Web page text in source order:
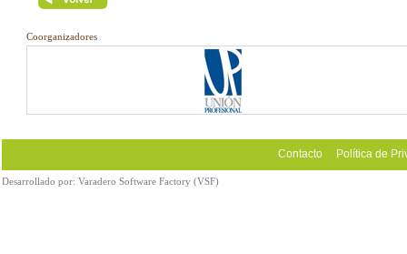
Coorganizadores
Contacto Política de
Desarrollado por: Varadero Software Factory (VSF)